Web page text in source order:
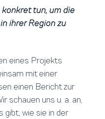
tun, um die
ihrer Region zu
eines Projekts
mit einer
einen Bericht zur
schauen uns u. a. an,
gibt, wie sie in der